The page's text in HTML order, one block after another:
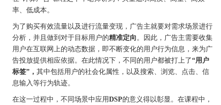
率、低成本。
为了购买有效流量以及进行流量变现，广告主就要对需求场景进行
分析，并且做到对于目标用户的精准定向。因此，广告主需要收集
用户在互联网上的动态数据，即不断变化的用户行为信息，来为广
告投放提供相应依据。在此情况下，不同的用户都被打上了“用户
标签”， 其中包括用户的社会化属性，以及搜索、浏览、点击、信
息输入等行为轨迹。
在这一过程中，不同场景中应用DSP的意义得以彰显。在课程中，